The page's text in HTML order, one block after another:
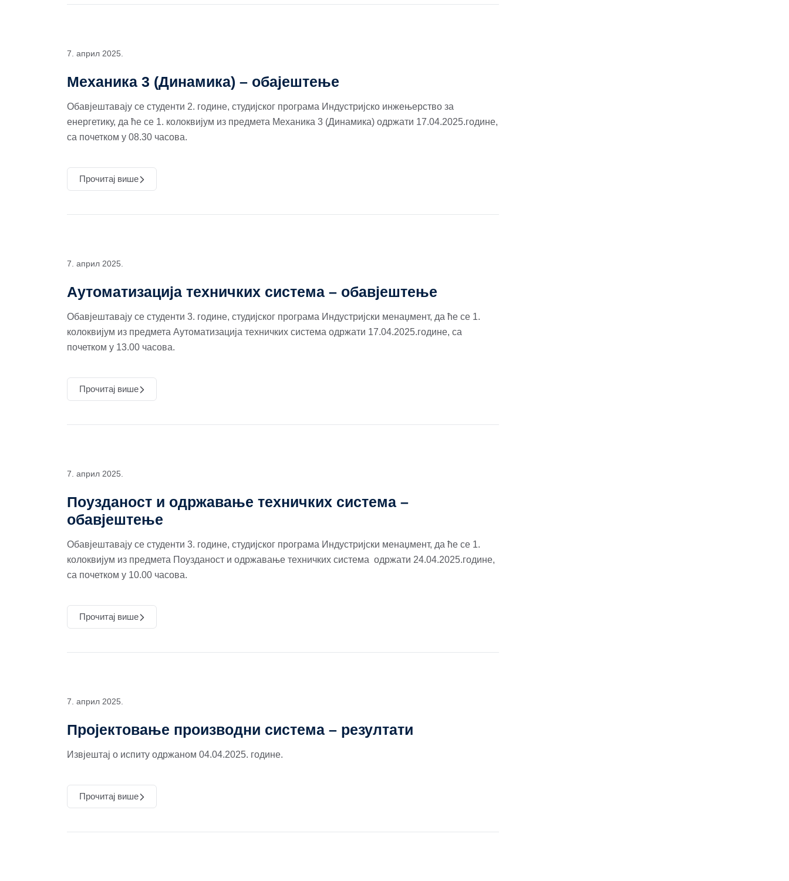
7. април 2025.
Механика 3 (Динамика) – обајештење
Обавјештавају се студенти 2. године, студијског програма Индустријско инжењерство за
енергетику, да ће се 1. колоквијум из предмета Механика 3 (Динамика) одржати 17.04.2025.године,
са почетком у 08.30 часова.
Прочитај више
7. април 2025.
Аутоматизација техничких система – обавјештење
Обавјештавају се студенти 3. године, студијског програма Индустријски менаџмент, да ће се 1.
колоквијум из предмета Аутоматизација техничких система одржати 17.04.2025.године, са
почетком у 13.00 часова.
Прочитај више
7. април 2025.
Поузданост и одржавање техничких система –
обавјештење
Обавјештавају се студенти 3. године, студијског програма Индустријски менаџмент, да ће се 1.
колоквијум из предмета Поузданост и одржавање техничких система одржати 24.04.2025.године,
са почетком у 10.00 часова.
Прочитај више
7. април 2025.
Пројектовање производни система – резултати
Извјештај о испиту одржаном 04.04.2025. године.
Прочитај више